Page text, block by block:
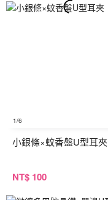
1/6
小銀條×蚊香盤U型耳夾
NT$ 100